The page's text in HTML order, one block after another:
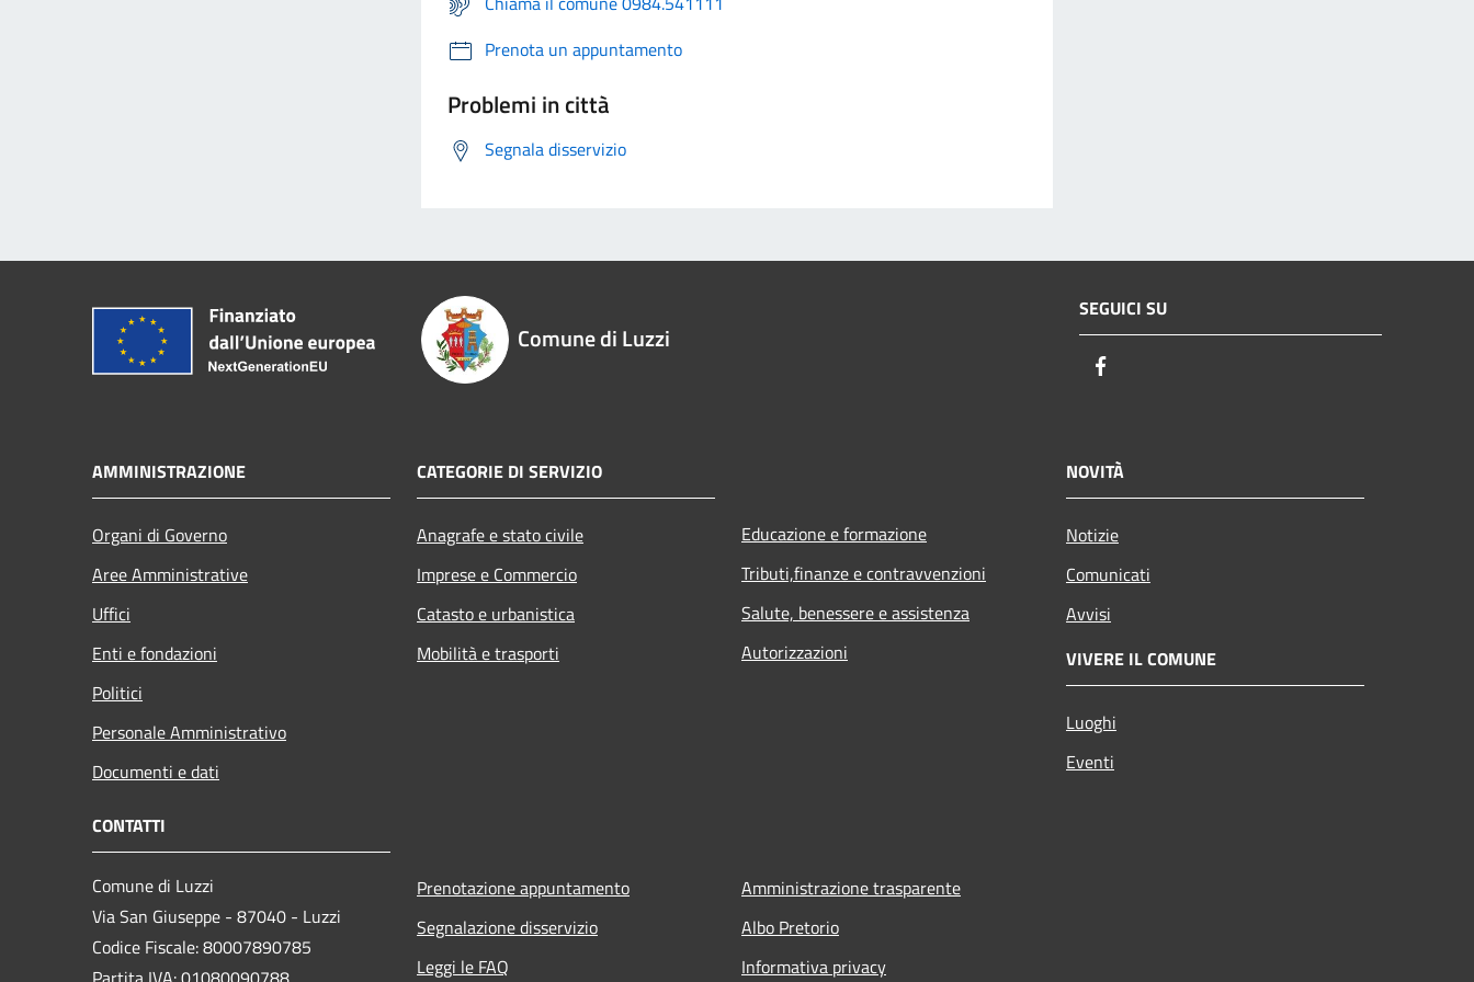
Prenota un appuntamento
Problemi in città
Segnala disservizio
Comune di Luzzi
SEGUICI SU
AMMINISTRAZIONE
Organi di Governo
Aree Amministrative
Uffici
Enti e fondazioni
Politici
Personale Amministrativo
Documenti e dati
CATEGORIE DI SERVIZIO
Anagrafe e stato civile
Imprese e Commercio
Catasto e urbanistica
Mobilità e trasporti
Educazione e formazione
Tributi,finanze e contravvenzioni
Salute, benessere e assistenza
Autorizzazioni
NOVITÀ
Notizie
Comunicati
Avvisi
VIVERE IL COMUNE
Luoghi
Eventi
CONTATTI
Comune di Luzzi
Via San Giuseppe - 87040 - Luzzi
Codice Fiscale: 80007890785
Prenotazione appuntamento
Segnalazione disservizio
Leggi le FAQ
Amministrazione trasparente
Albo Pretorio
Informativa privacy